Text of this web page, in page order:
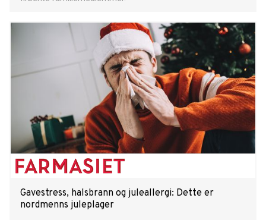
Gavestress, halsbrann og juleallergi: Dette er
nordmenns juleplager